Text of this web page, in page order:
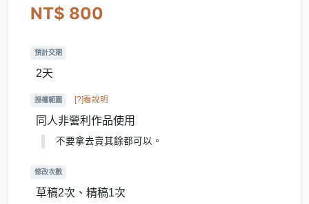
NT$ 800
預計交期
2天
授權範圍 [?]看說明
同人非營利作品使用
不要拿去賣其餘都可以。
修改次數
草稿2次、精稿1次